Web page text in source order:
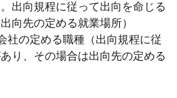
出向規程に従って出向を命じる
向先の定める就業場所）
社の定める職種（出向規程に従
り、その場合は出向先の定める